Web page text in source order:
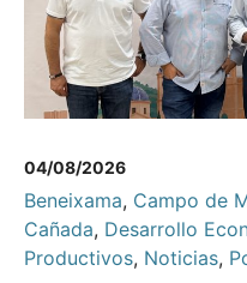
04/08/2026
Beneixama, Campo de
Cañada, Desarrollo
Productivos, Noticias,